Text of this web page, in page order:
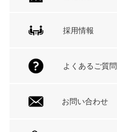
採用情報
よくあるご質問
お問い合わせ